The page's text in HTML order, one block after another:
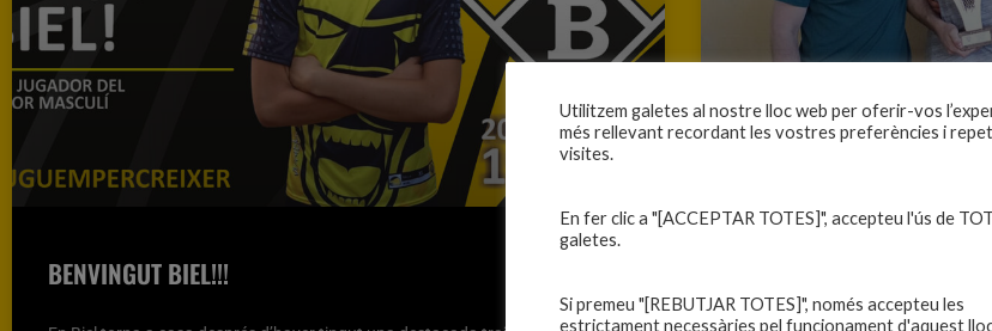
BENVINGUT BIEL!!! RECOLLIDA DE
Utilitzem galetes al nostre lloc web per oferir-vos
més rellevant recordant les vostres preferències i
visites.
En fer clic a "[ACCEPTAR TOTES]", accepteu l'ús de
galetes.
Si premeu "[REBUTJAR TOTES]", només accepteu les
estrictament necessàries pel funcionament d'aquest